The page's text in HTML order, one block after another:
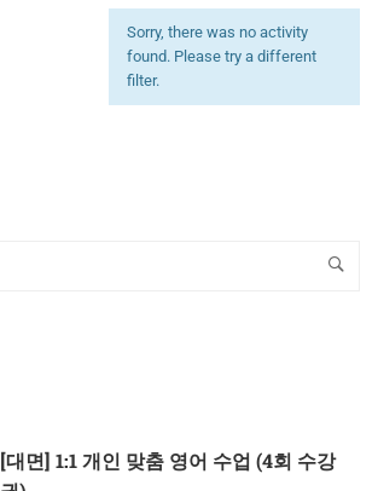
Sorry, there was no activity
found. Please try a different
filter.
[대면] 1:1 개인 맞춤 영어 수업 (4회 수강